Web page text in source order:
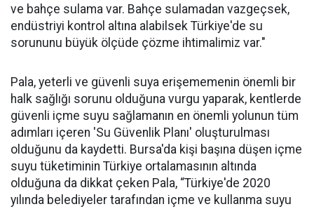
ve bahçe sulama var. Bahçe sulamadan vazgeçsek,
endüstriyi kontrol altına alabilsek Türkiye'de su
sorununu büyük ölçüde çözme ihtimalimiz var."
Pala, yeterli ve güvenli suya erişememenin önemli bir
halk sağlığı sorunu olduğuna vurgu yaparak, kentlerde
güvenli içme suyu sağlamanın en önemli yolunun tüm
adımları içeren 'Su Güvenlik Planı' oluşturulması
olduğunu da kaydetti. Bursa'da kişi başına düşen içme
suyu tüketiminin Türkiye ortalamasının altında
olduğuna da dikkat çeken Pala, “Türkiye'de 2020
yılında belediyeler tarafından içme ve kullanma suyu